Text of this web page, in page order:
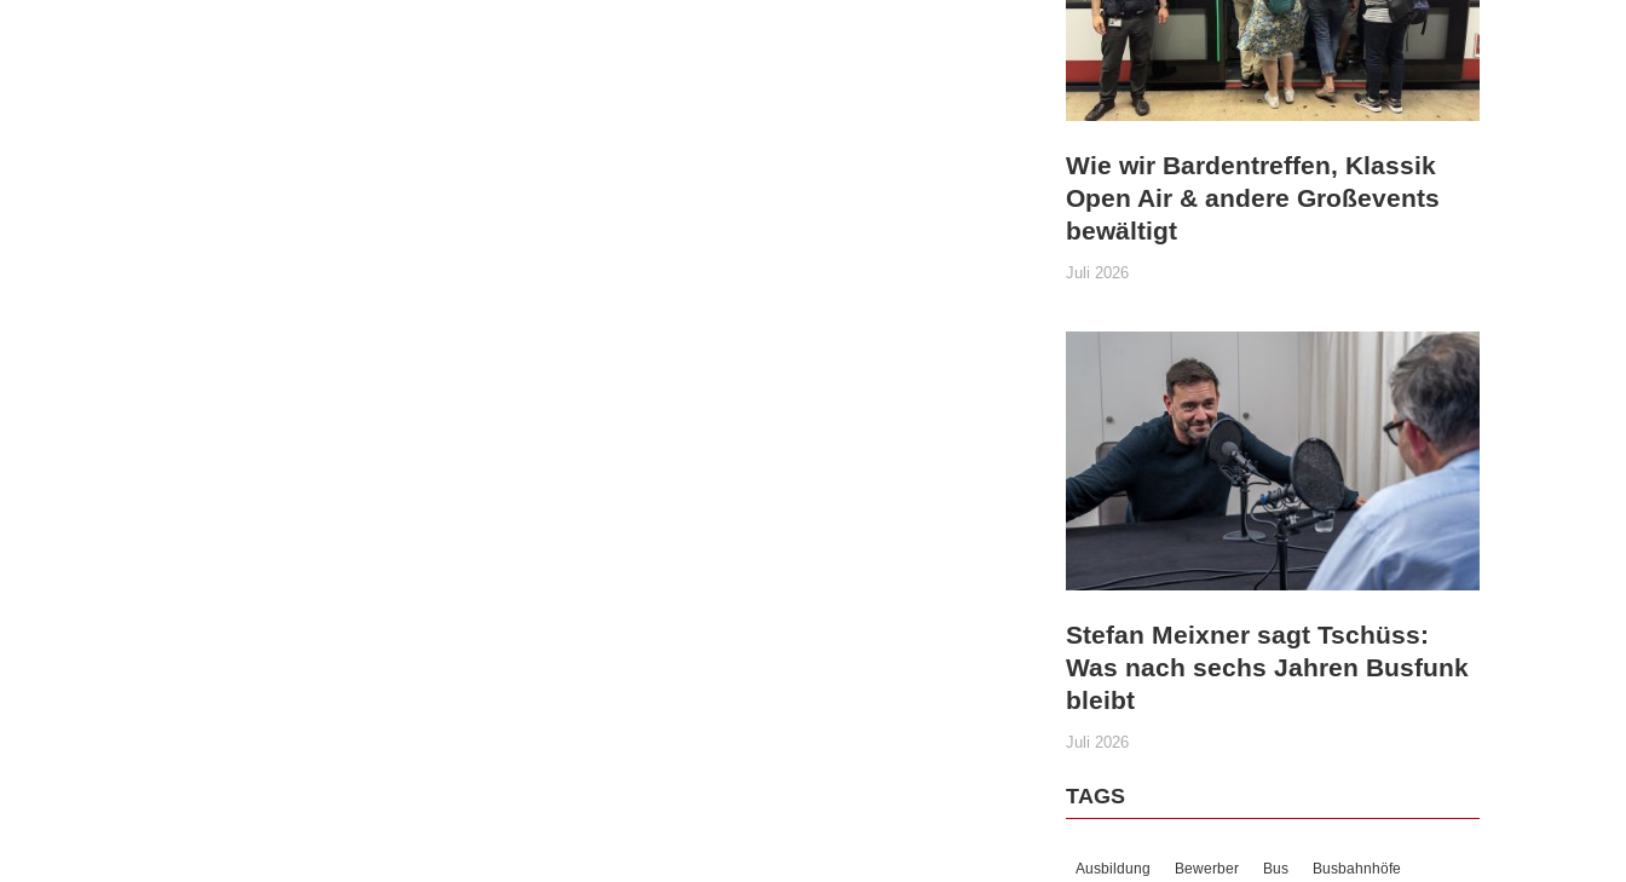
Wie wir Bardentreffen, Klassik
Open Air & andere Großevents
bewältigt
Juli 2026
Stefan Meixner sagt Tschüss:
Was nach sechs Jahren Busfunk
bleibt
Juli 2026
TAGS
Ausbildung Bewerber Bus Busbahnhöfe